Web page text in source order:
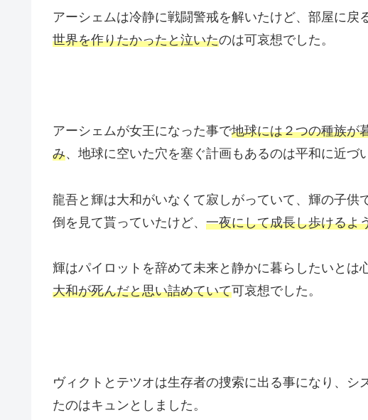
アーシェムは冷静に戦闘警戒を解いたけど、部屋に戻
世界を作りたかったと泣いたのは可哀想でした。
アーシェムが女王になった事で地球には２つの種族が
み、地球に空いた穴を塞ぐ計画もあるのは平和に近づ
龍吾と輝は大和がいなくて寂しがっていて、輝の子供
倒を見て貰っていたけど、 一夜にして成長し歩けるよ
輝はパイロットを辞めて未来と静かに暮らしたいとは
大和が死んだと思い詰めていて可哀想でした。
ヴィクトとテツオは生存者の捜索に出る事になり、
たのはキュンとしました。